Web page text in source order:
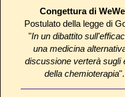
Congettura di
Postulato della legge di
"In un dibattito
una medicina
discussione verterà sugli
della chemioterapia".